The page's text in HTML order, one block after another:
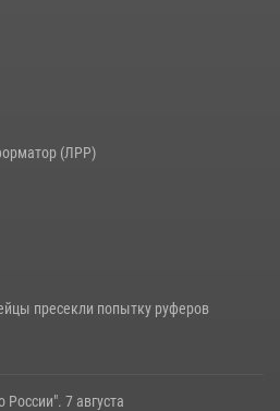
цифровом форуме
провели встречу с
«Умные каникулы»
(ЛРР)
пресекли попытку руферов
7 августа